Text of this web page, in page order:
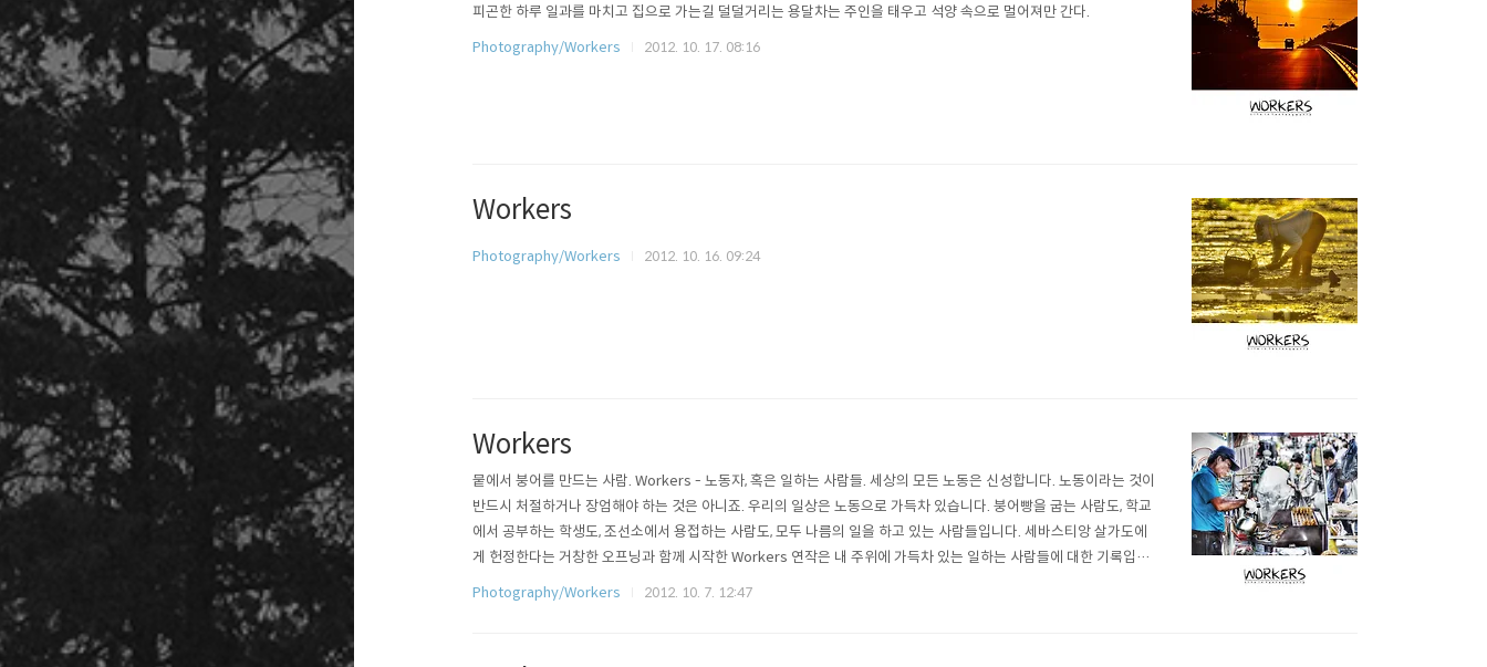
피곤한 하루 일과를 마치고 집으로 가는길 덜덜거리는 용달차는 주인을 태우고 석양 속으로 멀어져만 간다.
Photography/Workers
2012. 10. 17. 08:16
Workers
Photography/Workers 2012. 10. 16. 09:24
Workers
뭍에서 붕어를 만드는 사람. Workers - 노동자, 혹은 일하는 사람들. 세상의 모든 노동은 신성합니다. 노동이라는 것이
반드시 처절하거나 장엄해야 하는 것은 아니죠. 우리의 일상은 노동으로 가득차 있습니다. 붕어빵을 굽는 사람도, 학교
에서 공부하는 학생도, 조선소에서 용접하는 사람도, 모두 나름의 일을 하고 있는 사람들입니다. 세바스티앙 살가도에
게 헌정한다는 거창한 오프닝과 함께 시작한 Workers 연작은 내 주위에 가득차 있는 일하는 사람들에 대한 기록입니
다. 하지만 나는 그 기록에 객관성만을 담지 않기로 했습니다. 현실이 어떻든 일하는 사람들의 모습을 최대한 아름답게
Photography/Workers 2012. 10. 7. 12:47